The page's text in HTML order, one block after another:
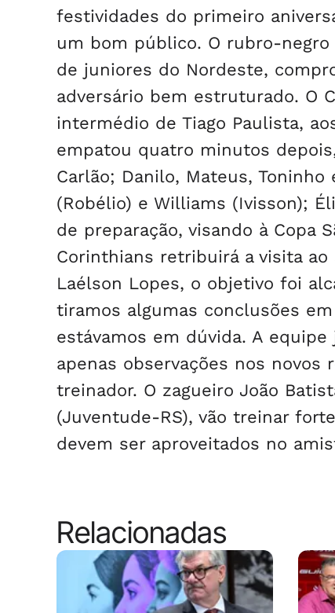
festividades do primeiro
um bom público. O rubro-
de juniores do Nordeste,
adversário bem estruturado. O
intermédio de Tiago Paulista,
empatou quatro minutos
Carlão; Danilo, Mateus, Toninho
(Robélio) e Williams (Ivisson);
de preparação, visando à Copa
Corinthians retribuirá a visita
Laélson Lopes, o objetivo foi
tiramos algumas conclusões
estávamos em dúvida. A
apenas observações nos
treinador. O zagueiro João
(Juventude-RS), vão treinar
devem ser aproveitados no
Relacionadas